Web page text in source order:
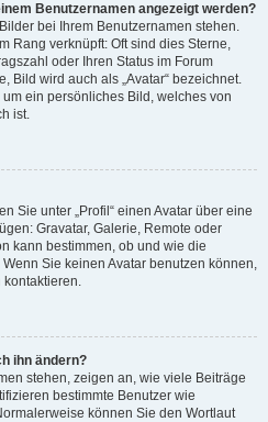
Benutzernamen angezeigt werden?
bei Ihrem Benutzernamen stehen.
Rang verknüpft: Oft sind dies Sterne,
oder Ihren Status im Forum
Bild wird auch als „Avatar“ bezeichnet.
ein persönliches Bild, welches von
ist.
Sie unter „Profil“ einen Avatar über eine
Gravatar, Galerie, Remote oder
kann bestimmen, ob und wie die
Sie keinen Avatar benutzen können,
kontaktieren.
ihn ändern?
stehen, zeigen an, wie viele Beiträge
bestimmte Benutzer wie
können Sie den Wortlaut